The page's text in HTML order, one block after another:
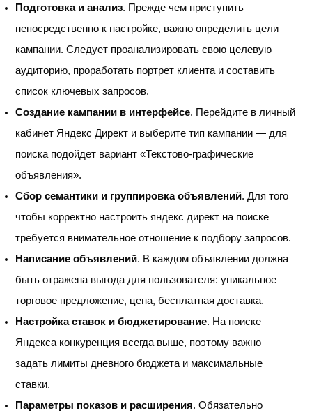
Подготовка и анализ. Прежде чем приступить
непосредственно к настройке, важно определить цели
кампании. Следует проанализировать свою целевую
аудиторию, проработать портрет клиента и составить
список ключевых запросов.
Создание кампании в интерфейсе. Перейдите в личный
кабинет Яндекс Директ и выберите тип кампании — для
поиска подойдет вариант «Текстово-графические
объявления».
Сбор семантики и группировка объявлений. Для того
чтобы корректно настроить яндекс директ на поиске
требуется внимательное отношение к подбору запросов.
Написание объявлений. В каждом объявлении должна
быть отражена выгода для пользователя: уникальное
торговое предложение, цена, бесплатная доставка.
Настройка ставок и бюджетирование. На поиске
Яндекса конкуренция всегда выше, поэтому важно
задать лимиты дневного бюджета и максимальные
ставки.
Параметры показов и расширения. Обязательно